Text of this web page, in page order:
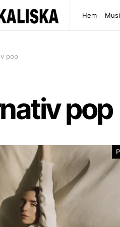
Hem
pop
pop